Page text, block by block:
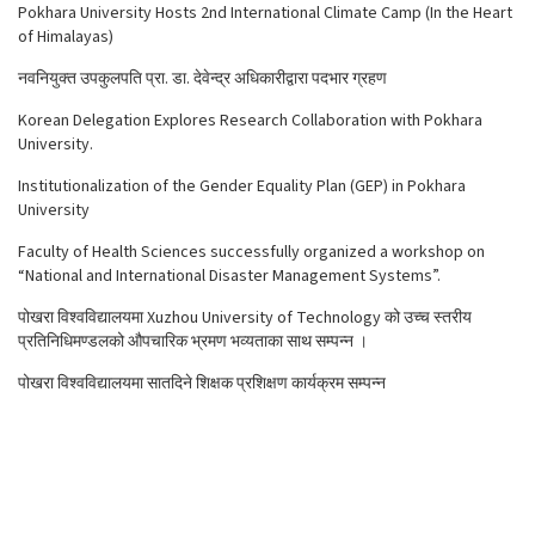
Pokhara University Hosts 2nd International Climate Camp (In the Heart
of Himalayas)
नवनियुक्त उपकुलपति प्रा. डा. देवेन्द्र अधिकारीद्वारा पदभार ग्रहण
Korean Delegation Explores Research Collaboration with Pokhara
University.
Institutionalization of the Gender Equality Plan (GEP) in Pokhara
University
Faculty of Health Sciences successfully organized a workshop on
“National and International Disaster Management Systems”.
पोखरा विश्वविद्यालयमा Xuzhou University of Technology को उच्च स्तरीय
प्रतिनिधिमण्डलको औपचारिक भ्रमण भव्यताका साथ सम्पन्न ।
पोखरा विश्वविद्यालयमा सातदिने शिक्षक प्रशिक्षण कार्यक्रम सम्पन्न